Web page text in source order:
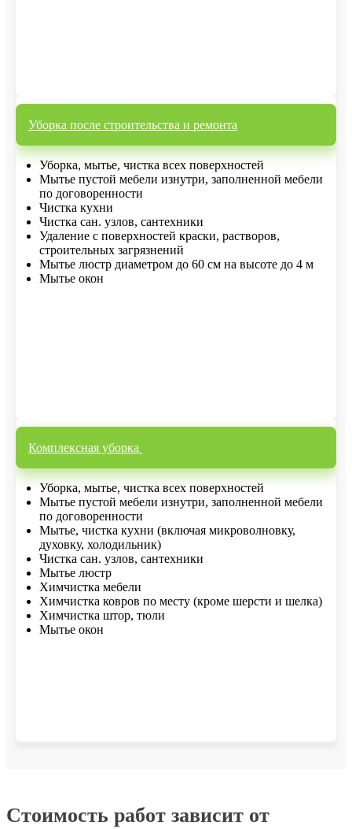
Уборка после строительства и ремонта
Уборка, мытье, чистка всех поверхностей
Мытье пустой мебели изнутри, заполненной мебели
по договоренности
Чистка кухни
Чистка сан. узлов, сантехники
Удаление с поверхностей краски, растворов,
строительных загрязнений
Мытье люстр диаметром до 60 см на высоте до 4 м
Мытье окон
Комплексная уборка
Уборка, мытье, чистка всех поверхностей
Мытье пустой мебели изнутри, заполненной мебели
по договоренности
Мытье, чистка кухни (включая микроволновку,
духовку, холодильник)
Чистка сан. узлов, сантехники
Мытье люстр
Химчистка мебели
Химчистка ковров по месту (кроме шерсти и шелка)
Химчистка штор, тюли
Мытье окон
Стоимость работ зависит от